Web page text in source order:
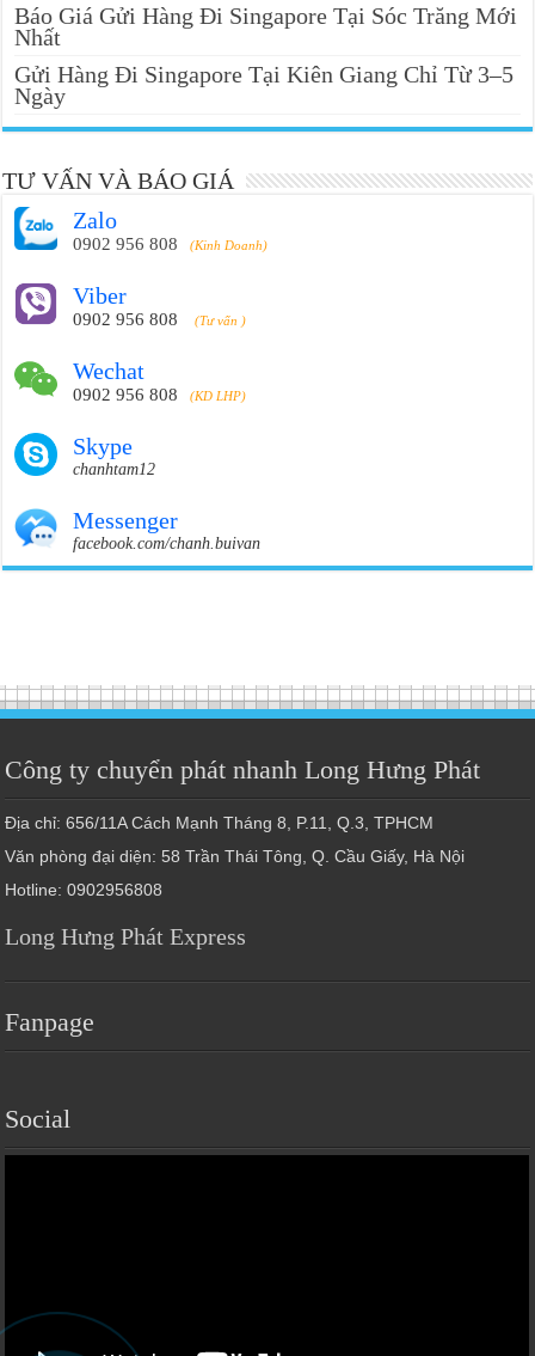
Báo Giá Gửi Hàng Đi Singapore Tại Sóc Trăng Mới
Nhất
Gửi Hàng Đi Singapore Tại Kiên Giang Chỉ Từ 3–5
Ngày
TƯ VẤN VÀ BÁO GIÁ
Zalo
0902 956 808 (Kinh Doanh)
Viber
0902 956 808 (Tư vấn )
Wechat
0902 956 808 (KD LHP)
Skype
chanhtam12
Messenger
facebook.com/chanh.buivan
Công ty chuyển phát nhanh Long Hưng Phát
Địa chỉ: 656/11A Cách Mạnh Tháng 8, P.11, Q.3, TPHCM
Văn phòng đại diện: 58 Trần Thái Tông, Q. Cầu Giấy, Hà Nội
Hotline: 0902956808
Long Hưng Phát Express
Fanpage
Social